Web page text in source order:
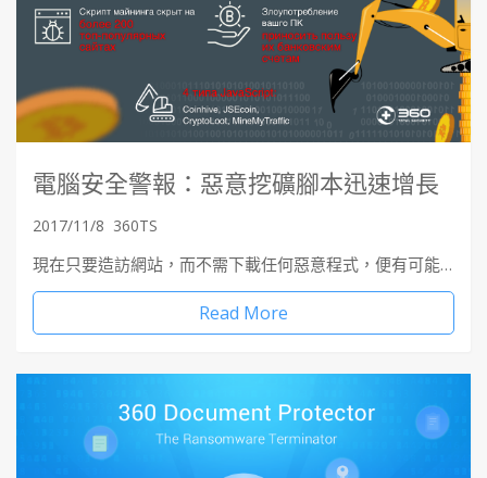
電腦安全警報：惡意挖礦腳本迅速增長
2017/11/8 360TS
現在只要造訪網站，而不需下載任何惡意程式，便有可能…
Read More